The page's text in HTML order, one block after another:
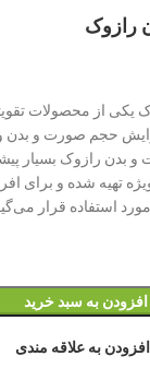
رازوک
یکی از محصولات
حجم صورت و
رازوک بسیار
تهیه شده و برای
استفاده قرار
افزودن به سبد خرید
افزودن به علاقه مندی